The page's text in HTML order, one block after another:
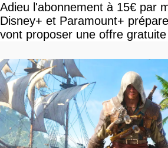
Adieu l'abonnement à 15€ par
Disney+ et Paramount+
vont proposer une offre gratuite